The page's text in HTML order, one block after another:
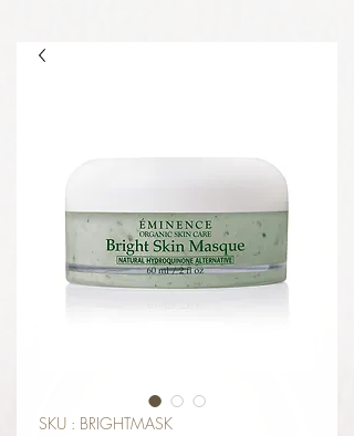
SKU : BRIGHTMASK